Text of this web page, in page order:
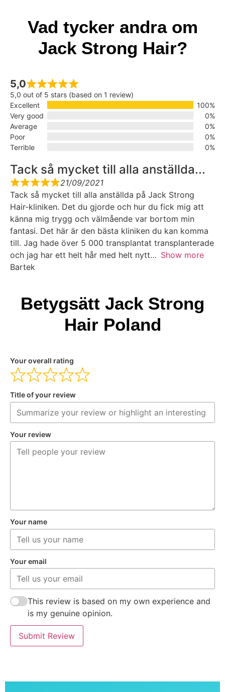
Vad tycker andra om
Jack Strong Hair?
5,0
5,0 out of 5 stars (based on 1 review)
Excellent
100%
Very good
0%
Average
0%
Poor
0%
Terrible
0%
Tack så mycket till alla anställda...
21/09/2021
Tack så mycket till alla anställda på Jack Strong
Hair-kliniken. Det du gjorde och hur du fick mig att
känna mig trygg och välmående var bortom min
fantasi. Det här är den bästa kliniken du kan komma
till. Jag hade över 5 000 transplantat transplanterade
och jag har ett helt hår med helt nytt
Show more
Bartek
Betygsätt Jack Strong
Hair Poland
Your overall rating
Title of your review
Your review
Your name
Your email
This review is based on my own experience and
is my genuine opinion.
Submit Review